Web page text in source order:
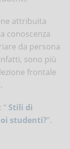
attribuita
conoscenza
da persona
sono più
frontale
Stili di
studenti?”.